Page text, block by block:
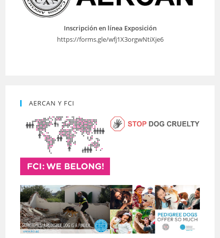
Inscripción en línea Exposición
https://forms.gle/wfj1X3orgwNtiXje6
AERCAN Y FCI